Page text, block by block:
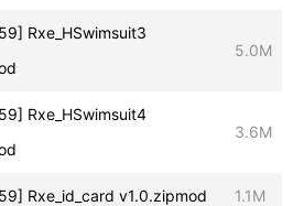
Rxe_HSwimsuit3
5.0M
Rxe_HSwimsuit4
3.6M
Rxe_id_card v1.0.zipmod 1.1M